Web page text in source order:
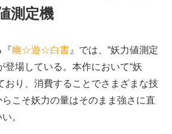
測定機
『幽☆遊☆白書 』では、“妖力値測定
登場している。本作において“妖
おり、消費することでさまざまな技
こそ妖力の量はそのまま強さに直
。